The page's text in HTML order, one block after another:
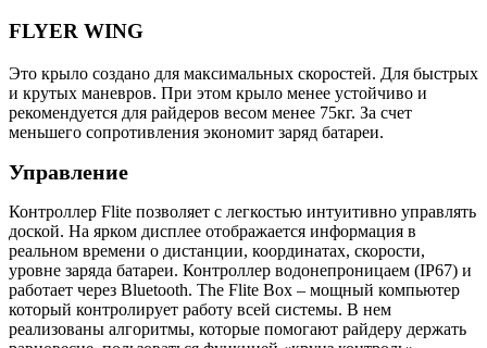
FLYER WING
Это крыло создано для максимальных скоростей. Для быстрых
и крутых маневров. При этом крыло менее устойчиво и
рекомендуется для райдеров весом менее 75кг. За счет
меньшего сопротивления экономит заряд батареи.
Управление
Контроллер Flite позволяет с легкостью интуитивно управлять
доской. На ярком дисплее отображается информация в
реальном времени о дистанции, координатах, скорости,
уровне заряда батареи. Контроллер водонепроницаем (IP67) и
работает через Bluetooth. The Flite Box – мощный компьютер
который контролирует работу всей системы. В нем
реализованы алгоритмы, которые помогают райдеру держать